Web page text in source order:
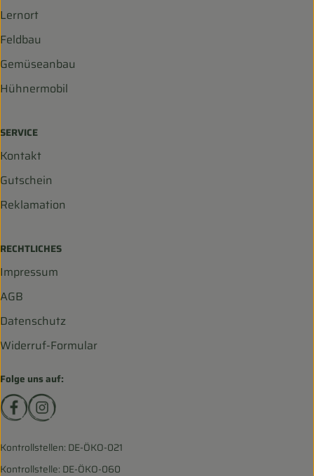
Lernort
Feldbau
Gemüseanbau
Hühnermobil
SERVICE
Kontakt
Gutschein
Reklamation
RECHTLICHES
Impressum
AGB
Datenschutz
Widerruf-Formular
Folge uns auf:
Externer Link zu https://www.facebook.com/
Externer Link zu https://www.instagram.com/
Kontrollstellen: DE-ÖKO-021
Kontrollstelle: DE-ÖKO-060